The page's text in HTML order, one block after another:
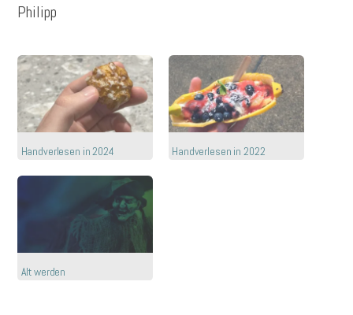
Philipp
Handverlesen in 2024 Handverlesen in 2022
Alt werden